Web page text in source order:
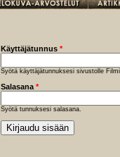
Käyttäjätunnus *
Syötä käyttäjätunnuksesi sivustolle
Salasana *
Syötä tunnuksesi salasana.